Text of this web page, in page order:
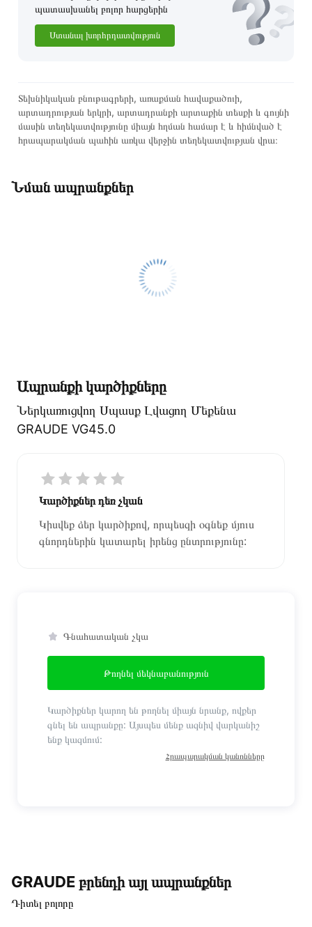
պատասխանել բոլոր հարցերին
Ստանալ խորհրդատվություն
Տեխնիկական բնութագրերի, առաքման հավաքածուի,
արտադրության երկրի, արտադրանքի արտաքին տեսքի և գույնի
մասին տեղեկատվությունը միայն հղման համար է և հիմնված է
հրապարակման պահին առկա վերջին տեղեկատվության վրա։
Նման ապրանքներ
Ապրանքի կարծիքները
Ներկառուցվող Սպասք Լվացող Մեքենա
GRAUDE VG45.0
Կարծիքներ դեռ չկան
Կիսվեք ձեր կարծիքով, որպեսզի օգնեք մյուս
գնորդներին կատարել իրենց ընտրությունը:
Գնահատական չկա
Թողնել մեկնաբանություն
Կարծիքներ կարող են թողնել միայն նրանք, ովքեր
գնել են ապրանքը: Այսպես մենք ազնիվ վարկանիշ
ենք կազմում:
Հրապարակման կանոնները
GRAUDE բրենդի այլ ապրանքներ
Դիտել բոլորը